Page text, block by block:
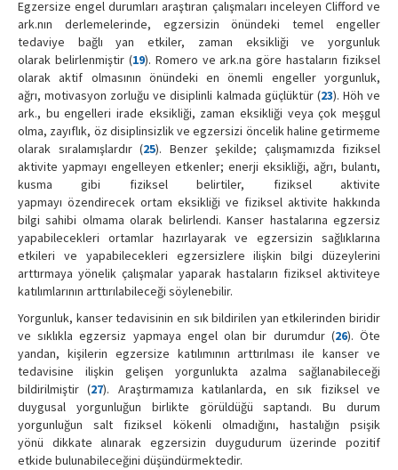
Egzersize engel durumları araştıran çalışmaları inceleyen Clifford ve
ark.nın derlemelerinde, egzersizin önündeki temel engeller
tedaviye bağlı yan etkiler, zaman eksikliği ve yorgunluk
olarak belirlenmiştir (19). Romero ve ark.na göre hastaların fiziksel
olarak aktif olmasının önündeki en önemli engeller yorgunluk,
ağrı, motivasyon zorluğu ve disiplinli kalmada güçlüktür (23). Höh ve
ark., bu engelleri irade eksikliği, zaman eksikliği veya çok meşgul
olma, zayıflık, öz disiplinsizlik ve egzersizi öncelik haline getirmeme
olarak sıralamışlardır (25). Benzer şekilde; çalışmamızda fiziksel
aktivite yapmayı engelleyen etkenler; enerji eksikliği, ağrı, bulantı,
kusma gibi fiziksel belirtiler, fiziksel aktivite
yapmayı özendirecek ortam eksikliği ve fiziksel aktivite hakkında
bilgi sahibi olmama olarak belirlendi. Kanser hastalarına egzersiz
yapabilecekleri ortamlar hazırlayarak ve egzersizin sağlıklarına
etkileri ve yapabilecekleri egzersizlere ilişkin bilgi düzeylerini
arttırmaya yönelik çalışmalar yaparak hastaların fiziksel aktiviteye
katılımlarının arttırılabileceği söylenebilir.
Yorgunluk, kanser tedavisinin en sık bildirilen yan etkilerinden biridir
ve sıklıkla egzersiz yapmaya engel olan bir durumdur (26). Öte
yandan, kişilerin egzersize katılımının arttırılması ile kanser ve
tedavisine ilişkin gelişen yorgunlukta azalma sağlanabileceği
bildirilmiştir (27). Araştırmamıza katılanlarda, en sık fiziksel ve
duygusal yorgunluğun birlikte görüldüğü saptandı. Bu durum
yorgunluğun salt fiziksel kökenli olmadığını, hastalığın psişik
yönü dikkate alınarak egzersizin duygudurum üzerinde pozitif
etkide bulunabileceğini düşündürmektedir.